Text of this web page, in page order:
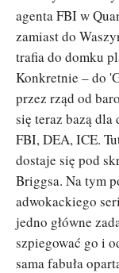
agenta FBI w
zamiast do
trafia do domku
Konkretnie – do
przez rząd od
się teraz bazą
FBI, DEA, ICE.
dostaje się pod
Briggsa. Na tym
adwokackiego
jedno główne
szpiegować go i
sama fabuła